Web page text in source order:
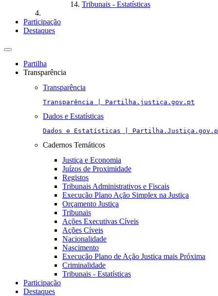
Tribunais - Estatísticas
Participação
Destaques
Toggle
navigationPartilha
Transparência
Transparência
Transparência | Partilha.justiça.gov.pt
Dados e Estatísticas
Dados e Estatísticas |
Cadernos Temáticos
Justiça e Economia
Juízos de Proximidade
Registos
Tribunais Administrativos e Fiscais
Execução Plano Ação Simplex na Justiça
Orçamento Justiça
Tribunais
Ações Executivas Cíveis
Ações Cíveis
Nacionalidade
Nascimento
Execução Plano de Ação Justiça mais Próxima
Criminalidade
Tribunais - Estatísticas
Participação
Destaques